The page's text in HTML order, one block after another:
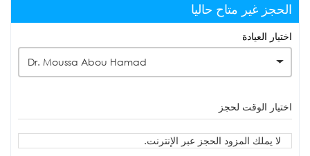
الحجز غير متاح حاليا
اختيار العيادة
Dr. Moussa Abou Hamad
اختيار الوقت لحجز
لا يملك المزود الحجز عبر الإنترنت.